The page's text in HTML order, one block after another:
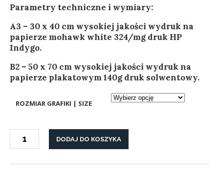
Parametry techniczne i wymiary:
A3 – 30 x 40 cm wysokiej jakości wydruk na
papierze mohawk white 324/mg druk HP
Indygo.
B2 – 50 x 70 cm wysokiej jakości wydruk na
papierze plakatowym 140g druk solwentowy.
ROZMIAR GRAFIKI | SIZE
GRAFIKA
"KOSMICZNY
DODAJ DO KOSZYKA